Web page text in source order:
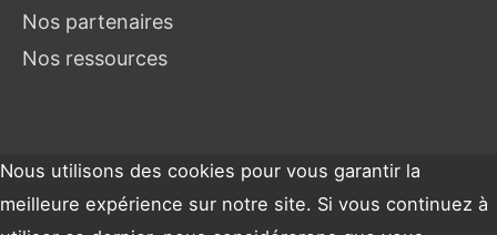
Nos partenaires
Nos ressources
Nous utilisons des cookies pour vous garantir la
meilleure expérience sur notre site. Si vous continuez à